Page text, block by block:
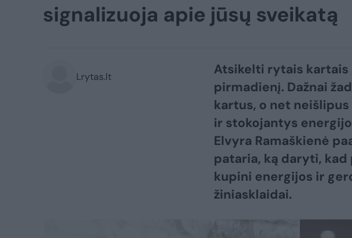
signalizuoja apie jūsų sveikatą
Lrytas.lt
Atsikelti rytais
pirmadienį. Dažnai
kartus, o net
ir stokojantys
Elvyra Ramaškienė
pataria, ką daryti,
kupini energijos ir
žiniasklaidai.